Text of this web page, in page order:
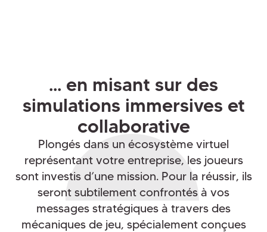
... en misant sur des
simulations immersives et
collaborative
Plongés dans un écosystème virtuel
représentant votre entreprise, les joueurs
sont investis d’une mission. Pour la réussir, ils
seront subtilement confrontés à vos
messages stratégiques à travers des
mécaniques de jeu, spécialement conçues